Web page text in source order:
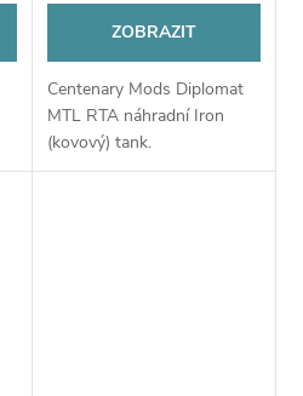
ZOBRAZIT
Centenary Mods Diplomat
MTL RTA náhradní Iron
(kovový) tank.